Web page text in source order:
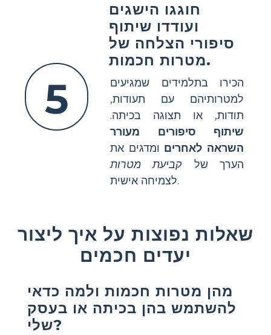
5
חוגגו הישגים
ועודדו שיתוף
סיפורי הצלחה של
מטרות חכמות.
הכירו בתלמידים שמגיעים
למטרותיהם עם תעודות,
תודות, או תצוגה בכיתה.
שיתוף סיפורים מעורר
השראה לאחרים ומדגים את
הערך של קביעת מטרות
לצמיחה אישית.
שאלות נפוצות על איך ליצור
יעדים חכמים
מהן מטרות חכמות ולמה כדאי
להשתמש בהן בכיתה או בעסק
שלי?